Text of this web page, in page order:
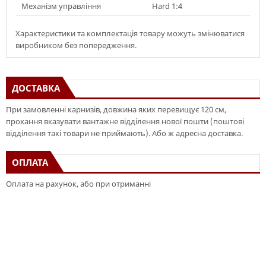
Механізм управління
Hard 1:4
Характеристики та комплектація товару можуть змінюватися
виробником без попередження.
ДОСТАВКА
При замовленні карнизів, довжина яких перевищує 120 см,
прохання вказувати вантажне відділення нової пошти (поштові
відділення такі товари не приймають). Або ж адресна доставка.
ОПЛАТА
Оплата на рахунок, або при отриманні